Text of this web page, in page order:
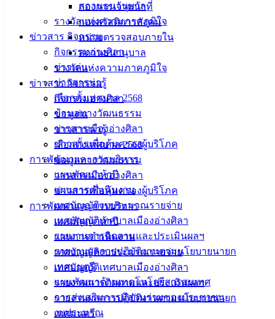
สถานธนานุบาล
รางวัลแห่งความภาคภูมิใจ
ข่าวสาร กิจกรรม
กิจกรรมอ่างศิลา
ข่าวเด่น
ข่าวสารน่ารู้
เลือกตั้งเทศบาล 2568
ข้อมูลทางวัฒนธรรม
วารสารเมืองอ่างศิลา
ข่าวสารเพื่อคุ้มครองผู้บริโภค
การพัฒนาและการบริหาร
แผนพัฒนาห้าปี
แผนการดำเนินงาน
เทศบัญญัติงบประมาณรายจ่าย
เทศบัญญัติเทศบาลเมืองอ่างศิลา
รายงานการติดตามและประเมินผลฯ
รายงานผลการปฏิบัติงานตามนโยบายนายก
เทศมนตรี
แผนพัฒนาด้านเทคโนโลยีสารสนเทศ
การส่งเสริมการมีส่วนร่วมของประชาชน
งบประมาณ
กองการเจ้าหน้าที่
กองสวัสดิการสังคม
หน่วยตรวจสอบภายใน
สถานธนานุบาล
รางวัลแห่งความภาคภูมิใจ
ข่าวสาร กิจกรรม
กิจกรรมอ่างศิลา
ข่าวเด่น
ข่าวสารน่ารู้
เลือกตั้งเทศบาล 2568
ข้อมูลทางวัฒนธรรม
วารสารเมืองอ่างศิลา
ข่าวสารเพื่อคุ้มครองผู้บริโภค
การพัฒนาและการบริหาร
แผนพัฒนาห้าปี
แผนการดำเนินงาน
เทศบัญญัติงบประมาณรายจ่าย
เทศบัญญัติเทศบาลเมืองอ่างศิลา
รายงานการติดตามและประเมินผลฯ
รายงานผลการปฏิบัติงานตามนโยบายนายก
เทศมนตรี
อ่างศิลา 90/338
ม.3 ต.เสม็ด
อ.เมือง จ.ชลบุรี
ติดต่อ :038-
142-100-104
บริการ
ประชาชน
ดาวน์โหลด
ฟอร์ม,
เอกสาร
สำหรับ
ประชาชน/
คู่มือการ
ปฏิบัติ